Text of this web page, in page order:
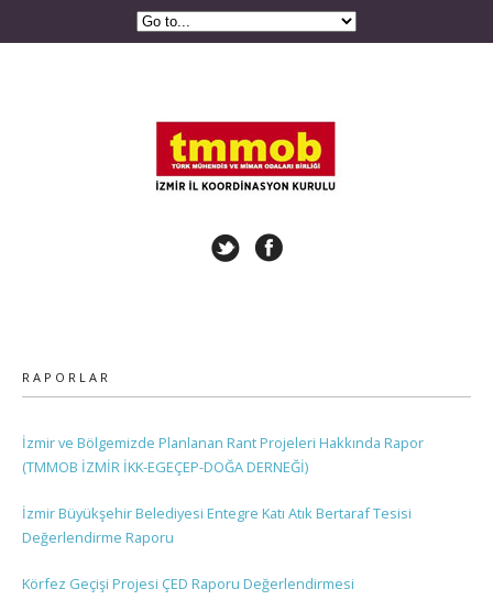
RAPORLAR
İzmir ve Bölgemizde Planlanan Rant Projeleri Hakkında Rapor
(TMMOB İZMİR İKK-EGEÇEP-DOĞA DERNEĞİ)
İzmir Büyükşehir Belediyesi Entegre Katı Atık Bertaraf Tesisi
Değerlendirme Raporu
Körfez Geçişi Projesi ÇED Raporu Değerlendirmesi